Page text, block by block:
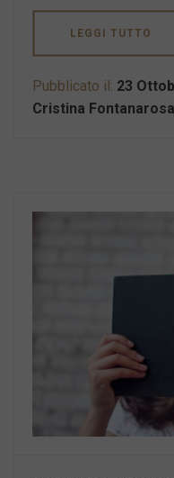
LEGGI TUTTO
Pubblicato il: 23
Cristina Fontanarosa